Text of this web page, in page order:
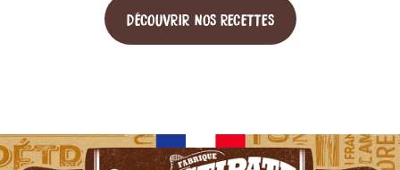
DÉCOUVRIR NOS RECETTES